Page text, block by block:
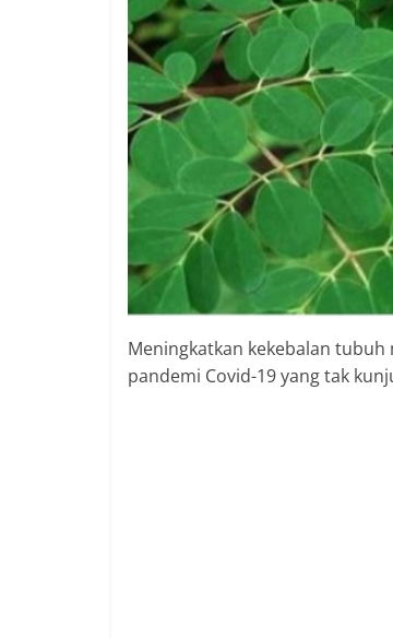
Meningkatkan kekebalan
pandemi Covid-19 yang tak